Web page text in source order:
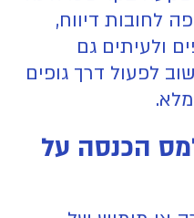
לחובות דיווח,
ולעיתים גם
לפעול דרך גופים
הכנסה על